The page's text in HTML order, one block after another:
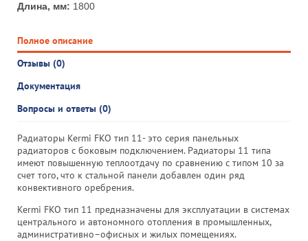
Длина, мм: 1800
Полное описание
Отзывы (0)
Документация
Вопросы и ответы (0)
Радиаторы Kermi FKO тип 11- это серия панельных
радиаторов с боковым подключением. Радиаторы 11 типа
имеют повышенную теплоотдачу по сравнению с типом 10 за
счет того, что к стальной панели добавлен один ряд
конвективного оребрения.
Kermi FKO тип 11 предназначены для эксплуатации в системах
центрального и автономного отопления в промышленных,
административно–офисных и жилых помещениях.